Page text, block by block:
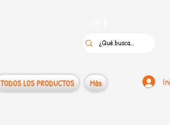
TODOS LOS PRODUCTOS Más